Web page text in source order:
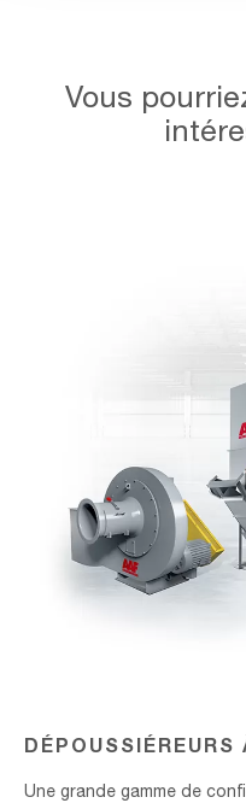
Vous
DÉPOUSSIÉREURS
Une grande gamme de